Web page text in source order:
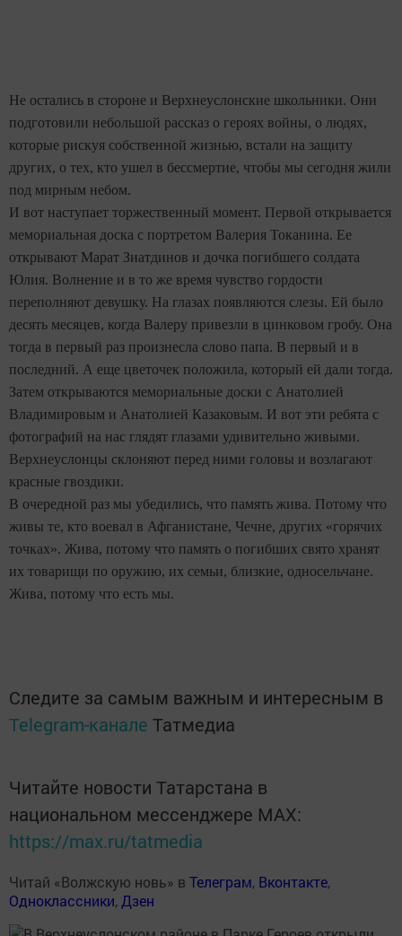
Не остались в стороне и Верхнеуслонские школьники. Они
подготовили небольшой рассказ о героях войны, о людях,
которые рискуя собственной жизнью, встали на защиту
других, о тех, кто ушел в бессмертие, чтобы мы сегодня жили
под мирным небом.
И вот наступает торжественный момент. Первой открывается
мемориальная доска с портретом Валерия Токанина. Ее
открывают Марат Зиатдинов и дочка погибшего солдата
Юлия. Волнение и в то же время чувство гордости
переполняют девушку. На глазах появляются слезы. Ей было
десять месяцев, когда Валеру привезли в цинковом гробу. Она
тогда в первый раз произнесла слово папа. В первый и в
последний. А еще цветочек положила, который ей дали тогда.
Затем открываются мемориальные доски с Анатолией
Владимировым и Анатолией Казаковым. И вот эти ребята с
фотографий на нас глядят глазами удивительно живыми.
Верхнеуслонцы склоняют перед ними головы и возлагают
красные гвоздики.
В очередной раз мы убедились, что память жива. Потому что
живы те, кто воевал в Афганистане, Чечне, других «горячих
точках». Жива, потому что память о погибших свято хранят
их товарищи по оружию, их семьи, близкие, односельчане.
Жива, потому что есть мы.
Следите за самым важным и интересным в
Telegram-канале Татмедиа
Читайте новости Татарстана в
национальном мессенджере MАХ:
https://max.ru/tatmedia
Читай «Волжскую новь» в Телеграм, Вконтакте,
Одноклассники, Дзен